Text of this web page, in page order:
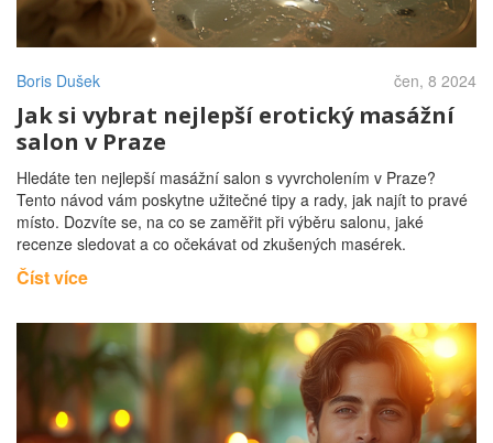
Boris Dušek čen, 8 2024
Jak si vybrat nejlepší erotický masážní
salon v Praze
Hledáte ten nejlepší masážní salon s vyvrcholením v Praze?
Tento návod vám poskytne užitečné tipy a rady, jak najít to pravé
místo. Dozvíte se, na co se zaměřit při výběru salonu, jaké
recenze sledovat a co očekávat od zkušených masérek.
Číst více